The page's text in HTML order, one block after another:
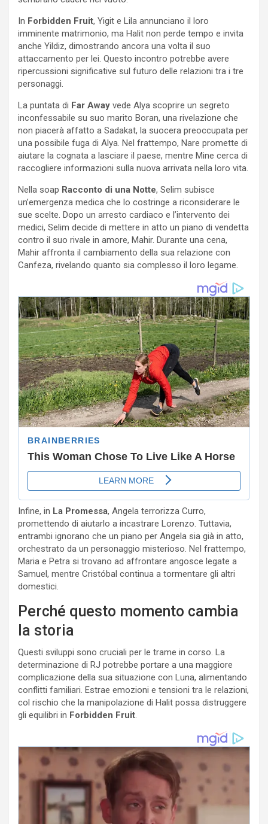
In Forbidden Fruit, Yigit e Lila annunciano il loro
imminente matrimonio, ma Halit non perde tempo e invita
anche Yildiz, dimostrando ancora una volta il suo
attaccamento per lei. Questo incontro potrebbe avere
ripercussioni significative sul futuro delle relazioni tra i tre
personaggi.
La puntata di Far Away vede Alya scoprire un segreto
inconfessabile su suo marito Boran, una rivelazione che
non piacerà affatto a Sadakat, la suocera preoccupata per
una possibile fuga di Alya. Nel frattempo, Nare promette di
aiutare la cognata a lasciare il paese, mentre Mine cerca di
raccogliere informazioni sulla nuova arrivata nella loro vita.
Nella soap Racconto di una Notte, Selim subisce
un’emergenza medica che lo costringe a riconsiderare le
sue scelte. Dopo un arresto cardiaco e l’intervento dei
medici, Selim decide di mettere in atto un piano di vendetta
contro il suo rivale in amore, Mahir. Durante una cena,
Mahir affronta il cambiamento della sua relazione con
Canfeza, rivelando quanto sia complesso il loro legame.
Infine, in La Promessa, Angela terrorizza Curro,
promettendo di aiutarlo a incastrare Lorenzo. Tuttavia,
entrambi ignorano che un piano per Angela sia già in atto,
orchestrato da un personaggio misterioso. Nel frattempo,
Maria e Petra si trovano ad affrontare angosce legate a
Samuel, mentre Cristóbal continua a tormentare gli altri
domestici.
Perché questo momento cambia
la storia
Questi sviluppi sono cruciali per le trame in corso. La
determinazione di RJ potrebbe portare a una maggiore
complicazione della sua situazione con Luna, alimentando
conflitti familiari. Estrae emozioni e tensioni tra le relazioni,
col rischio che la manipolazione di Halit possa distruggere
gli equilibri in Forbidden Fruit